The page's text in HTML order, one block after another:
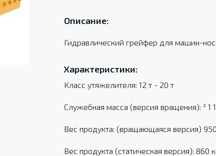
Описание:
Гидравлический грейфер для машин-
Характеристики:
Класс утяжелителя: 12 т - 20 т
Служебная масса (версия вращения): ² 1
Вес продукта: (вращающаяся версия)
Вес продукта (статическая версия): 860